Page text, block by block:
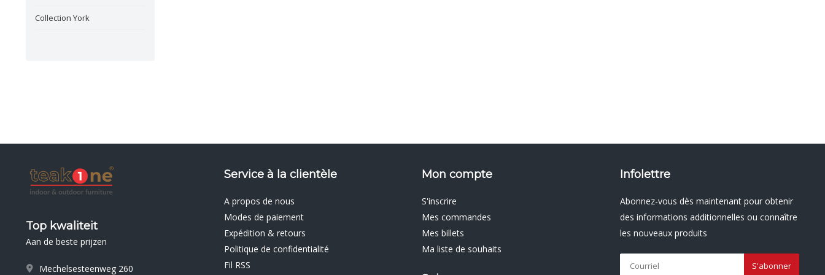
Collection York
Top kwaliteit
Aan de beste prijzen
Mechelsesteenweg 260
Service à la clientèle
A propos de nous
Modes de paiement
Expédition & retours
Politique de confidentialité
Fil RSS
Mon compte
S'inscrire
Mes commandes
Mes billets
Ma liste de souhaits
Infolettre
Abonnez-vous dès maintenant pour obtenir
des informations additionnelles ou connaître
les nouveaux produits
S'abonner